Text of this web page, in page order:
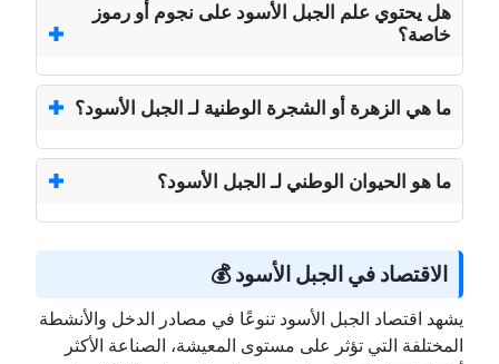
هل يحتوي علم الجبل الأسود على نجوم أو رموز
خاصة؟
ما هي الزهرة أو الشجرة الوطنية لـ الجبل الأسود؟
ما هو الحيوان الوطني لـ الجبل الأسود؟
الاقتصاد في الجبل الأسود 💰
يشهد اقتصاد الجبل الأسود تنوعًا في مصادر الدخل والأنشطة
المختلفة التي تؤثر على مستوى المعيشة، الصناعة الأكثر